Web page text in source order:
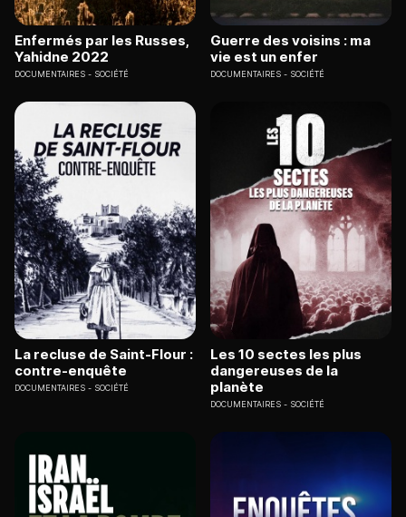
Enfermés par les Russes,
Yahidne 2022
DOCUMENTAIRES SOCIÉTÉ
Guerre des voisins : ma
vie est un enfer
DOCUMENTAIRES SOCIÉTÉ
La recluse de Saint-Flour :
contre-enquête
DOCUMENTAIRES SOCIÉTÉ
Les 10 sectes les plus
dangereuses de la
planète
DOCUMENTAIRES SOCIÉTÉ